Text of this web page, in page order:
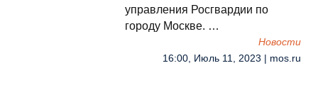
управления Росгвардии по
городу Москве. …
Новости
16:00, Июль 11, 2023 | mos.ru